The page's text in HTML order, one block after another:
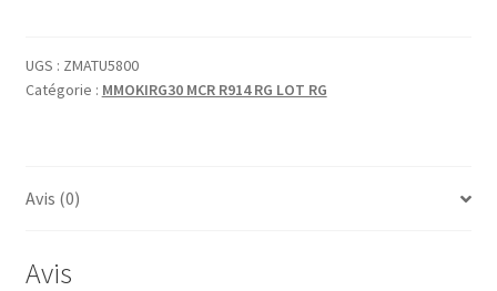
D4X7/CM
UGS : ZMATU5800
Catégorie : MMOKIRG30 MCR R914 RG LOT RG
Avis (0)
Avis